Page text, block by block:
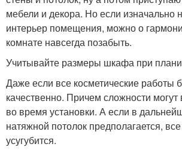
мебели и декора. Но если изначально
интерьер помещения, можно о
комнате навсегда позабыть.
Учитывайте размеры шкафа при
Даже если все косметические работы
качественно. Причем сложности могут
во время установки. А если в
натяжной потолок предполагается,
усугубится.